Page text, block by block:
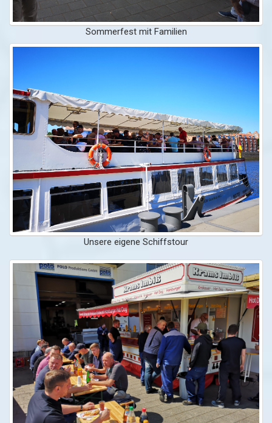
Sommerfest mit Familien
Unsere eigene Schiffstour